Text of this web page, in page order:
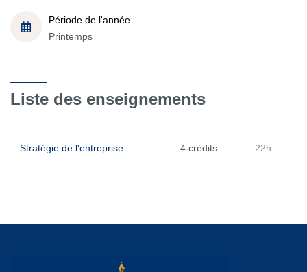
Période de l'année
Printemps
Liste des enseignements
Stratégie de l'entreprise 4 crédits 22h